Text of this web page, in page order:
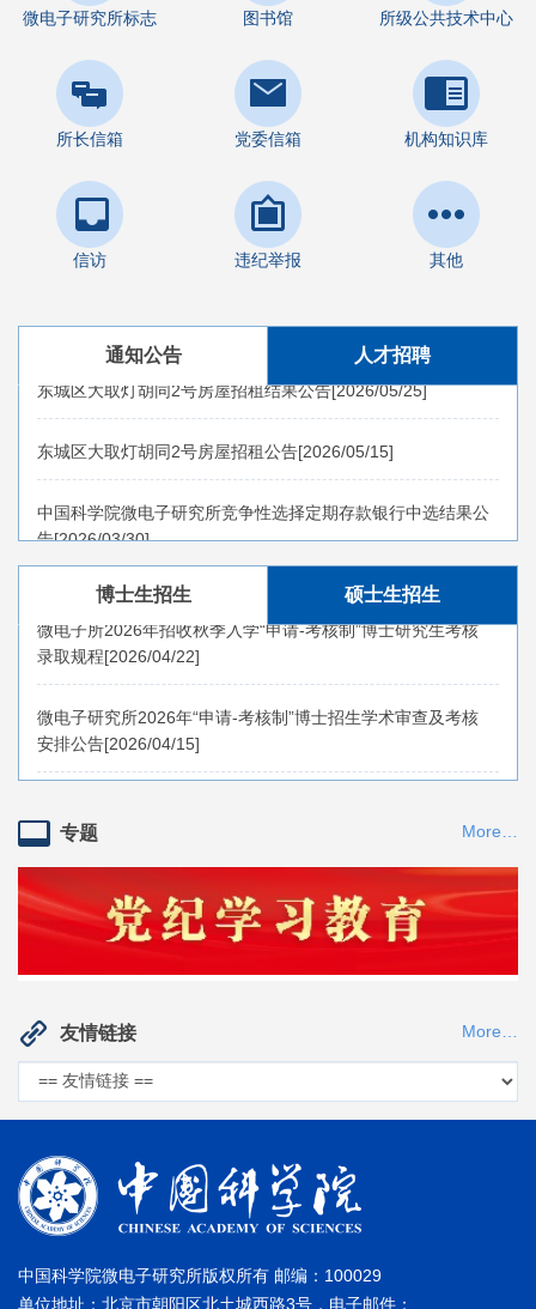
微电子研究所标志 图书馆 所级公共技术中心
所长信箱 党委信箱 机构知识库
信访 违纪举报 其他
通知公告 人才招聘
见公示[2026/07/28]
东城区大取灯胡同2号房屋招租结果公告[2026/05/25]
东城区大取灯胡同2号房屋招租公告[2026/05/15]
中国科学院微电子研究所竞争性选择定期存款银行中选结果公
告[2026/03/30]
关于选择办理定期存款业务银行的竞争性选择公告
见公示[2026/07/28]
东城区大取灯胡同2号房屋招租结果公告[2026/05/25]
东城区大取灯胡同2号房屋招租公告
中国科学院微电子研究所竞争性选择定期存款银行中选结果公
告[2026/03/30]
博士生招生 硕士生招生
微电子研究所招收2026年“申请-考核”制普通招考博士研究生
拟录取名单公示[2026/05/14]
微电子所2026年招收秋季入学“申请-考核制”博士研究生考核
录取规程[2026/04/22]
微电子研究所2026年“申请-考核制”博士招生学术审查及考核
安排公告[2026/04/15]
[2025/12/05]
微电子研究所招收2026年春季入学博士研究生拟录取名单公
示[2025/11/19]
中国科学院微电子研究所2026年招收攻读博士学位研究生章
微电子研究所2026年春季入学博士招生网上报名公告
[2025/10/20]
考核录取规程 [2025/05/22]
拟录取名单公示[2026/05/14]
专题 More…
友情链接 More…
中国科学院微电子研究所版权所有 邮编：100029
单位地址：北京市朝阳区北土城西路3号，电子邮件：